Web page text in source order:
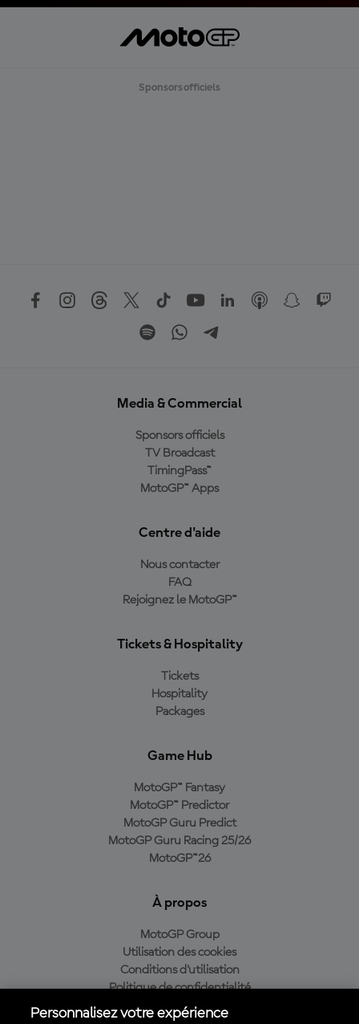
Sponsors officiels
Media & Commercial
Sponsors officiels
TV Broadcast
TimingPass™
MotoGP™ Apps
Centre d'aide
Nous contacter
FAQ
Rejoignez le MotoGP™
Tickets & Hospitality
Tickets
Hospitality
Packages
Game Hub
MotoGP™ Fantasy
MotoGP™ Predictor
MotoGP Guru Predict
MotoGP Guru Racing 25/26
MotoGP™26
À propos
MotoGP Group
Utilisation des cookies
Conditions d'utilisation
Politique de confidentialité
Politique d’achat
Personnalisez votre expérience